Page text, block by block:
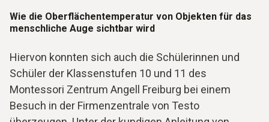
Wie die Oberflächentemperatur von Objekten für das
menschliche Auge sichtbar wird
Hiervon konnten sich auch die Schülerinnen und
Schüler der Klassenstufen 10 und 11 des
Montessori Zentrum Angell Freiburg bei einem
Besuch in der Firmenzentrale von Testo